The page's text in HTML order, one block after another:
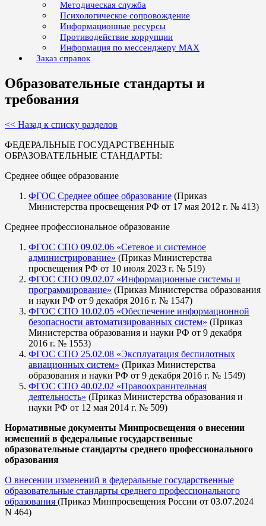
Методическая служба
Психологическое сопровождение
Информационные ресурсы
Противодействие коррупции
Информация по мессенджеру MAX
Заказ справок
Образовательные стандарты и
требования
<< Назад к списку разделов
ФЕДЕРАЛЬНЫЕ ГОСУДАРСТВЕННЫЕ
ОБРАЗОВАТЕЛЬНЫЕ СТАНДАРТЫ:
Среднее общее образование
ФГОС Среднее общее образование (Приказ
Министерства просвещения РФ от 17 мая 2012 г. № 413)
Среднее профессиональное образование
ФГОС СПО 09.02.06 «Сетевое и системное
администрирование» (Приказ Министерства
просвещения РФ от 10 июля 2023 г. № 519)
ФГОС СПО 09.02.07 «Информационные системы и
программирование» (Приказ Министерства образования
и науки РФ от 9 декабря 2016 г. № 1547)
ФГОС СПО 10.02.05 «Обеспечение информационной
безопасности автоматизированных систем» (Приказ
Министерства образования и науки РФ от 9 декабря
2016 г. № 1553)
ФГОС СПО 25.02.08 «Эксплуатация беспилотных
авиационных систем» (Приказ Министерства
образования и науки РФ от 9 декабря 2016 г. № 1549)
ФГОС СПО 40.02.02 «Правоохранительная
деятельность» (Приказ Министерства образования и
науки РФ от 12 мая 2014 г. № 509)
Нормативные документы Минпросвещения о внесении
изменений в федеральные государственные
образовательные стандарты среднего профессионального
образования
О внесении изменений в федеральные государственные
образовательные стандарты среднего профессионального
образования (Приказ Минпросвещения России от 03.07.2024
N 464)